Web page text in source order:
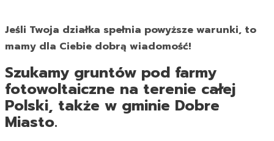
Jeśli Twoja działka spełnia powyższe warunki, to
mamy dla Ciebie dobrą wiadomość!
Szukamy gruntów pod farmy
fotowoltaiczne na terenie całej
Polski, także w gminie Dobre
Miasto.